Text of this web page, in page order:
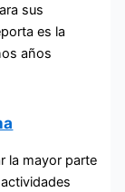
sus
es la
años
la mayor parte